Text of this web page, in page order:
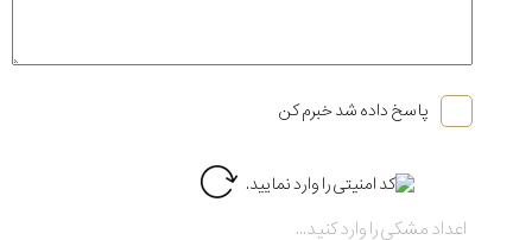
پاسخ داده شد خبرم کن